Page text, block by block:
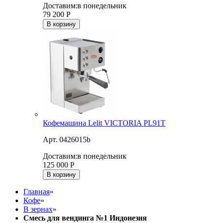
Доставим:в понедельник
79 200 Р
В корзину
Кофемашина Lelit VICTORIA PL91T
Арт. 0426015b
Доставим:в понедельник
125 000 Р
В корзину
Главная»
Кофе»
В зернах»
Смесь для вендинга №1 Индонезия